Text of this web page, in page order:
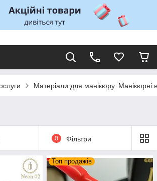
Матеріали для манікюру. Манікюрні
0 Фільтри
Топ продажів